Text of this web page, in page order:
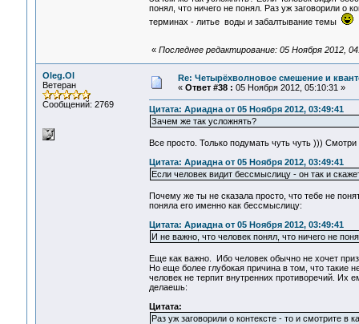
понял, что ничего не понял. Раз уж заговорили о
терминах - литье воды и забалтывание темы
« Последнее редактирование: 05 Ноября 2012,
Oleg.Ol
Ветеран
Сообщений: 2769
Re: Четырёхволновое смешение и
« Ответ #38 : 05 Ноября 2012, 05:10:31 »
Цитата: Ариадна от 05 Ноября 2012, 03:49:41
Зачем же так усложнять?
Все просто. Только подумать чуть чуть )))
Цитата: Ариадна от 05 Ноября 2012, 03:49:41
Если человек видит бессмыслицу - он так и
Почему же ты не сказала просто, что тебе не
поняла его именно как бессмыслицу:
Цитата: Ариадна от 05 Ноября 2012, 03:49:41
И не важно, что человек понял, что ничего не
Еще как важно. Ибо человек обычно не хочет
Но еще более глубокая причина в том, что такие
человек не терпит внутренних противоречий. Их
делаешь:
Цитата:
Раз уж заговорили о контексте - то и смотрите в